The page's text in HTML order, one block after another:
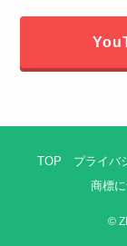
TOP プライバ
商標
©